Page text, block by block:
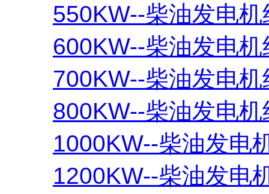
550KW--柴油发电机
600KW--柴油发电机
700KW--柴油发电机
800KW--柴油发电机
1000KW--柴油发电
1200KW--柴油发电